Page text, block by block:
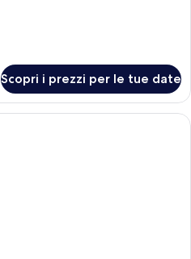
Scopri i prezzi per le tue date